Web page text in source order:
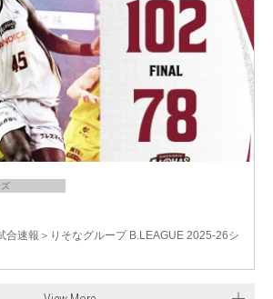
合速報＞りそなグループ B.LEAGUE 2025-26シ